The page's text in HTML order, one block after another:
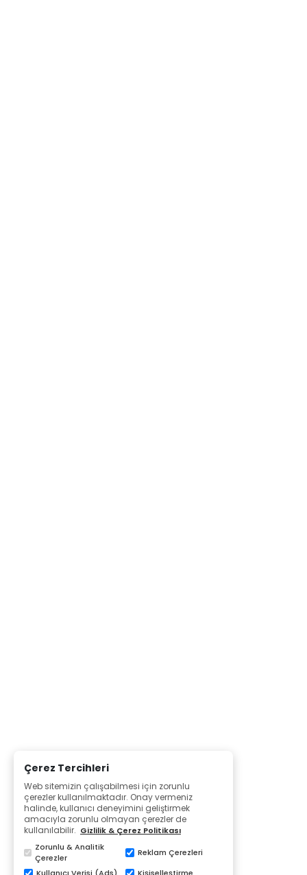
Çerez Tercihleri
Web sitemizin çalışabilmesi için zorunlu
çerezler kullanılmaktadır. Onay vermeniz
halinde, kullanıcı deneyimini geliştirmek
amacıyla zorunlu olmayan çerezler de
kullanılabilir. Gizlilik & Çerez Politikası
Zorunlu & Analitik
Çerezler
Reklam Çerezleri